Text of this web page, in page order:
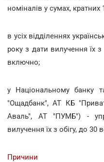
номіналів у сумах, кратних
в усіх відділеннях
року з дати вилучення їх
включно;
у Національному банку
"Ощадбанк", АТ КБ
Аваль", АТ "ПУМБ") -
вилучення їх з обігу, до
Причини